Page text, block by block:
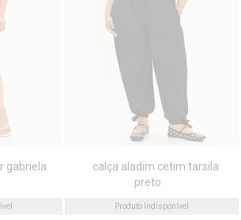
gabriela
calça aladim cetim tarsila
preto
Produto Indisponível